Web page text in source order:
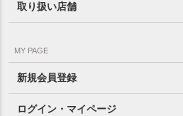
取り扱い店舗
MY PAGE
新規会員登録
ログイン・マイページ